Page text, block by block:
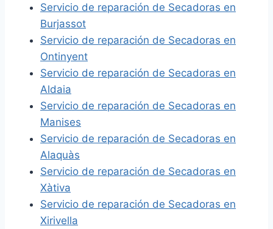
Servicio de reparación de Secadoras en
Burjassot
Servicio de reparación de Secadoras en
Ontinyent
Servicio de reparación de Secadoras en
Aldaia
Servicio de reparación de Secadoras en
Manises
Servicio de reparación de Secadoras en
Alaquàs
Servicio de reparación de Secadoras en
Xàtiva
Servicio de reparación de Secadoras en
Xirivella